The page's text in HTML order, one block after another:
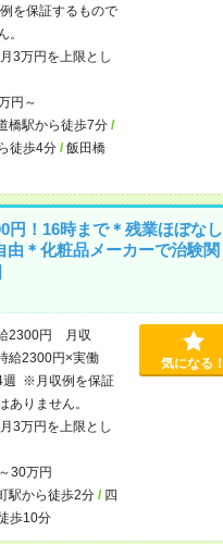
を保証するもので
。
3万円を上限とし
円～
橋駅から徒歩7分/
徒歩4分/飯田橋
円！16時まで＊残業ほぼなし
＊化粧品メーカーで治験関
2300円 月収
給2300円×実働
週 ※月収例を保証
ありません。
3万円を上限とし
30万円
駅から徒歩2分/ 四
歩10分
気になる！